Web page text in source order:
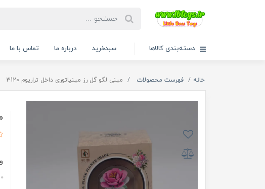
دسته‌بندی کالاها سبدخرید درباره ما تماس با ما
خانه فهرست محصولات مینی لگو گل رز مینیاتوری داخل تراریوم 3120